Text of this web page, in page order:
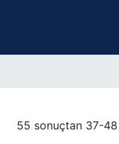
55 sonuçtan 37-